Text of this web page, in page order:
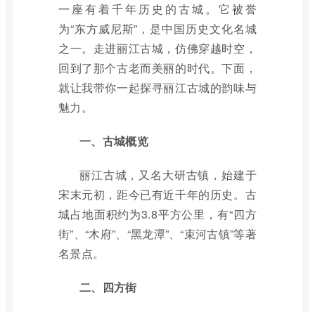
一座有着千年历史的古城。它被誉
为“东方威尼斯”，是中国历史文化名城
之一。走进丽江古城，仿佛穿越时空，
回到了那个古老而美丽的时代。下面，
就让我带你一起探寻丽江古城的韵味与
魅力。
一、古城概览
丽江古城，又名大研古镇，始建于
宋末元初，距今已有近千年的历史。古
城占地面积约为3.8平方公里，有“四方
街”、“木府”、“黑龙潭”、“束河古镇”等著
名景点。
二、四方街